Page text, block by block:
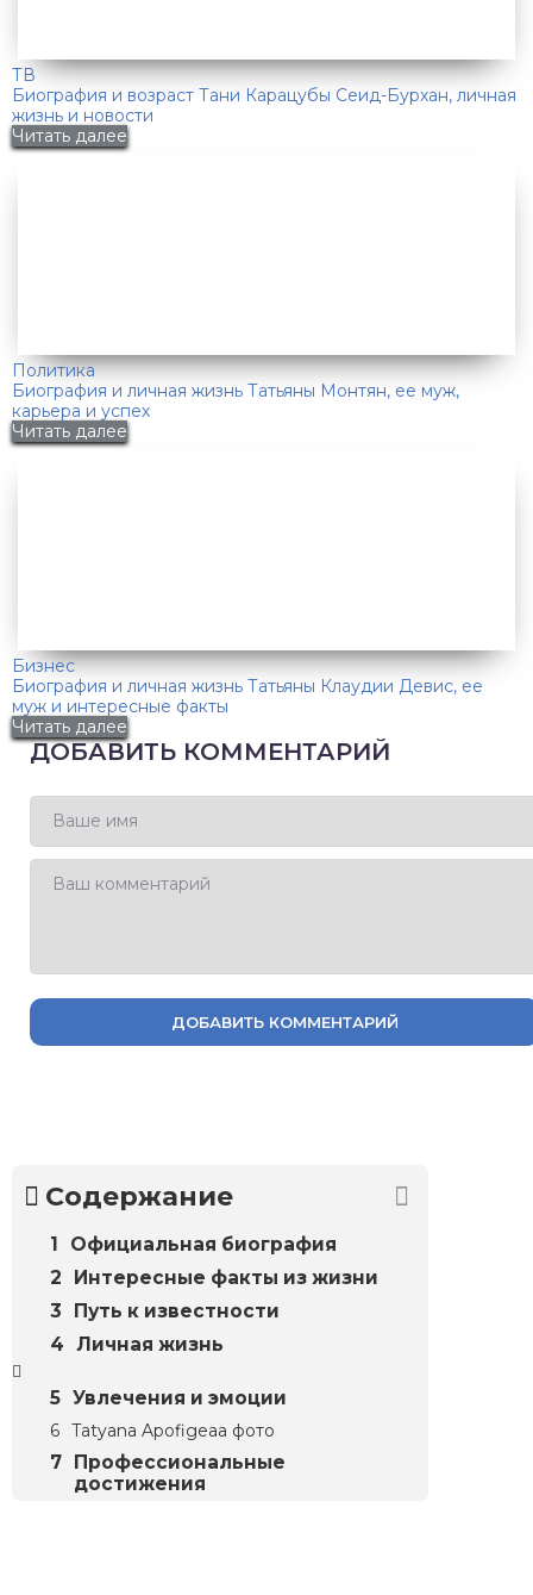
ТВ
Биография и возраст Тани Карацубы Сеид-Бурхан, личная
жизнь и новости
Читать далее
Политика
Биография и личная жизнь Татьяны Монтян, ее муж,
карьера и успех
Читать далее
Бизнес
Биография и личная жизнь Татьяны Клаудии Девис, ее
муж и интересные факты
Читать далее
ДОБАВИТЬ КОММЕНТАРИЙ
ДОБАВИТЬ КОММЕНТАРИЙ
Содержание
Официальная биография
Интересные факты из жизни
Путь к известности
Личная жизнь
Увлечения и эмоции
Tatyana Apofigeaa фото
Профессиональные
достижения